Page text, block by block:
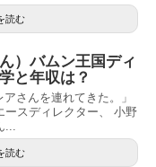
読む
）バムン王国ディ
と年収は？
さんを連れてきた。」
ースディレクター、 小野
...
読む